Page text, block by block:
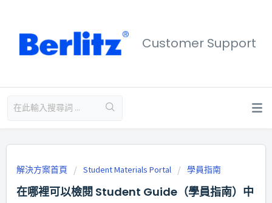
Customer Support
解決方案首頁 Student Materials Portal 學員指南
在哪裡可以檢閱 Student Guide（學員指南）中